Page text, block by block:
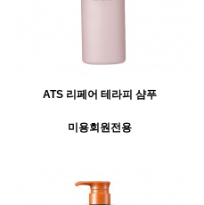
ATS 리페어 테라피 샴푸
미용회원전용